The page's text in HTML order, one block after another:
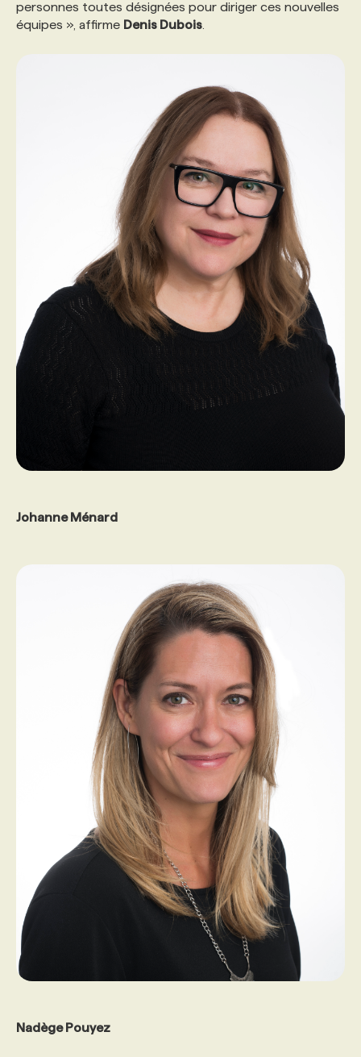
personnes toutes désignées pour diriger ces nouvelles
équipes », affirme Denis Dubois
Johanne Ménard
Nadège Pouyez